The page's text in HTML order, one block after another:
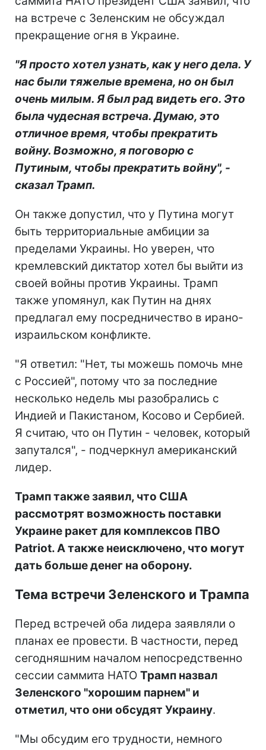
на встрече с Зеленским не обсуждал
прекращение огня в Украине.
"Я просто хотел узнать, как у него дела. У
нас были тяжелые времена, но он был
очень милым. Я был рад видеть его. Это
была чудесная встреча. Думаю, это
отличное время, чтобы прекратить
войну. Возможно, я поговорю с
Путиным, чтобы прекратить войну", -
сказал Трамп.
Он также допустил, что у Путина могут
быть территориальные амбиции за
пределами Украины. Но уверен, что
кремлевский диктатор хотел бы выйти из
своей войны против Украины. Трамп
также упомянул, как Путин на днях
предлагал ему посредничество в ирано-
израильском конфликте.
"Я ответил: "Нет, ты можешь помочь мне
с Россией", потому что за последние
несколько недель мы разобрались с
Индией и Пакистаном, Косово и Сербией.
Я считаю, что он Путин - человек, который
запутался", - подчеркнул американский
лидер.
Трамп также заявил, что США
рассмотрят возможность поставки
Украине ракет для комплексов ПВО
Patriot. А также неисключено, что могут
дать больше денег на оборону.
Тема встречи Зеленского и Трампа
Перед встречей оба лидера заявляли о
планах ее провести. В частности, перед
сегодняшним началом непосредственно
сессии саммита НАТО Трамп назвал
Зеленского "хорошим парнем" и
отметил, что они обсудят Украину.
"Мы обсудим его трудности, немного